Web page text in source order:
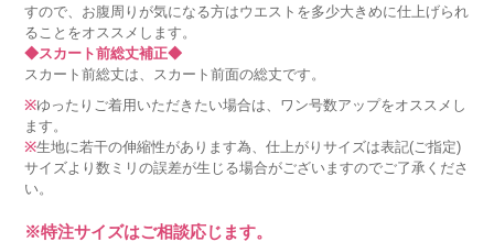
すので、お腹周りが気になる方はウエストを多少大きめに仕上げられ
ることをオススメします。
◆スカート前総丈補正◆
スカート前総丈は、スカート前面の総丈です。
※ゆったりご着用いただきたい場合は、ワン号数アップをオススメし
ます。
※生地に若干の伸縮性があります為、仕上がりサイズは表記(ご指定)
サイズより数ミリの誤差が生じる場合がございますのでご了承くださ
い。
※特注サイズはご相談応じます。